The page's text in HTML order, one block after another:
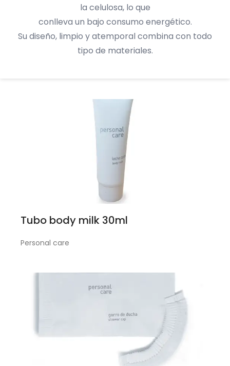
la celulosa, lo que
conlleva un bajo consumo energético.
Su diseño, limpio y atemporal combina con todo
tipo de materiales.
Tubo body milk 30ml
Personal care